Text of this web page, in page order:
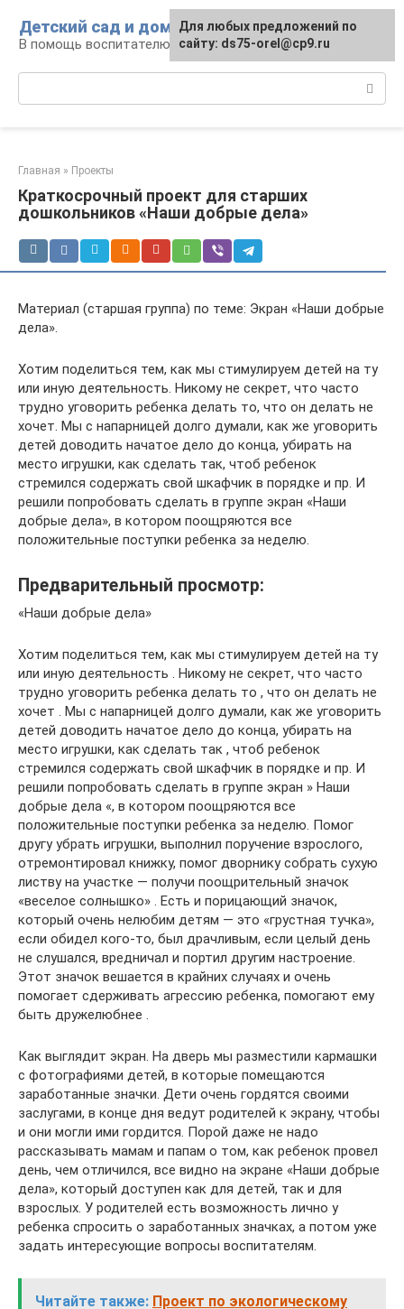
контенту
Детский сад и дом
В помощь воспитателю и родителям
Главная » Проекты
Краткосрочный проект для старших
дошкольников «Наши добрые дела»
Материал (старшая группа) по теме: Экран «Наши добрые
дела».
Хотим поделиться тем, как мы стимулируем детей на ту
или иную деятельность. Никому не секрет, что часто
трудно уговорить ребенка делать то, что он делать не
хочет. Мы с напарницей долго думали, как же уговорить
детей доводить начатое дело до конца, убирать на
место игрушки, как сделать так, чтоб ребенок
стремился содержать свой шкафчик в порядке и пр. И
решили попробовать сделать в группе экран «Наши
добрые дела», в котором поощряются все
положительные поступки ребенка за неделю.
Предварительный просмотр:
«Наши добрые дела»
Хотим поделиться тем, как мы стимулируем детей на ту
или иную деятельность . Никому не секрет, что часто
трудно уговорить ребенка делать то , что он делать не
хочет . Мы с напарницей долго думали, как же уговорить
детей доводить начатое дело до конца, убирать на
место игрушки, как сделать так , чтоб ребенок
стремился содержать свой шкафчик в порядке и пр. И
решили попробовать сделать в группе экран » Наши
добрые дела «, в котором поощряются все
положительные поступки ребенка за неделю. Помог
другу убрать игрушки, выполнил поручение взрослого,
отремонтировал книжку, помог дворнику собрать сухую
листву на участке — получи поощрительный значок
«веселое солнышко» . Есть и порицающий значок,
который очень нелюбим детям — это «грустная тучка»,
если обидел кого-то, был драчливым, если целый день
не слушался, вредничал и портил другим настроение.
Этот значок вешается в крайних случаях и очень
помогает сдерживать агрессию ребенка, помогают ему
быть дружелюбнее .
Как выглядит экран. На дверь мы разместили кармашки
с фотографиями детей, в которые помещаются
заработанные значки. Дети очень гордятся своими
заслугами, в конце дня ведут родителей к экрану, чтобы
и они могли ими гордится. Порой даже не надо
рассказывать мамам и папам о том, как ребенок провел
день, чем отличился, все видно на экране «Наши добрые
дела», который доступен как для детей, так и для
взрослых. У родителей есть возможность лично у
ребенка спросить о заработанных значках, а потом уже
задать интересующие вопросы воспитателям.
Читайте также: Проект по экологическому
Для любых предложений по
сайту: ds75-orel@cp9.ru